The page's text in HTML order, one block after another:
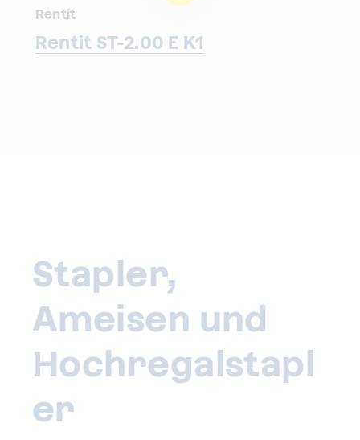
Rentit
Rentit ST-2.00 E K1
Stapler,
Ameisen und
Hochregalstapl
er